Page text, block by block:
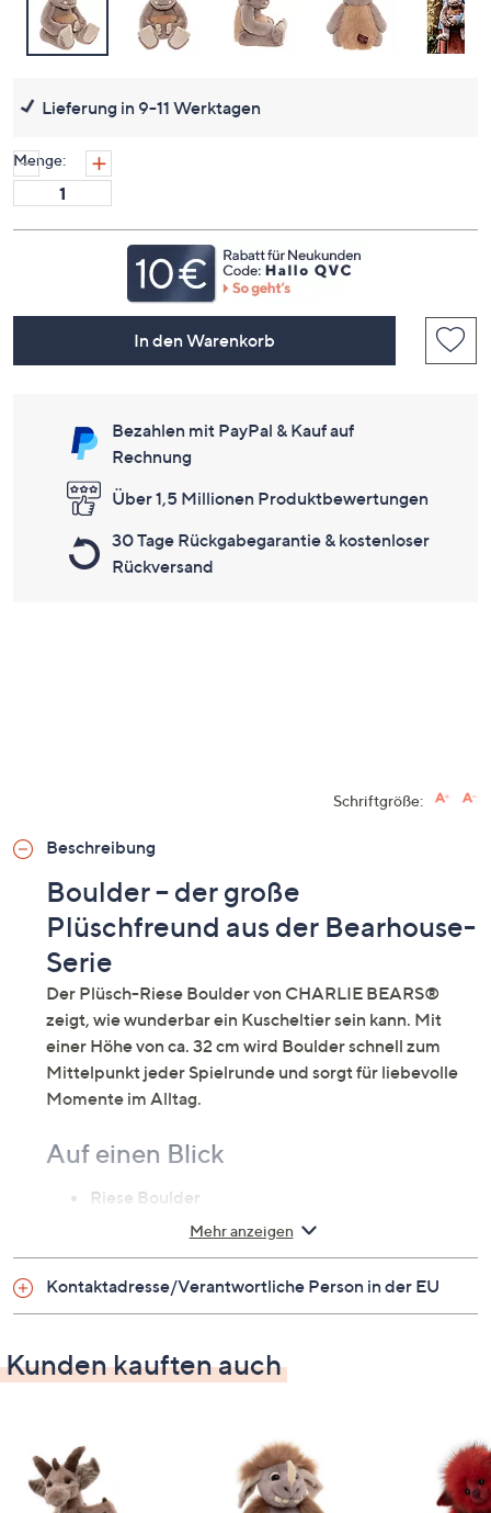
Lieferung in 9-11 Werktagen
Menge:
In den Warenkorb
Bezahlen mit PayPal & Kauf auf
Rechnung
Über 1,5 Millionen Produktbewertungen
30 Tage Rückgabegarantie & kostenloser
Rückversand
Schriftgröße:
Beschreibung
Boulder – der große
Plüschfreund aus der Bearhouse-
Serie
Der Plüsch-Riese Boulder von CHARLIE BEARS®
zeigt, wie wunderbar ein Kuscheltier sein kann. Mit
einer Höhe von ca. 32 cm wird Boulder schnell zum
Mittelpunkt jeder Spielrunde und sorgt für liebevolle
Momente im Alltag.
Auf einen Blick
Riese Boulder
aus weichem Plüsch
geeignet für Kinder ab 18 Monate
Höhe: ca. 32 cm
Überzug: 100 % Plüsch
Füllung: Polyesterfaser, Polypropylen-Pellets
Mehr anzeigen
Kontaktadresse/Verantwortliche Person in der EU
Kunden kauften auch